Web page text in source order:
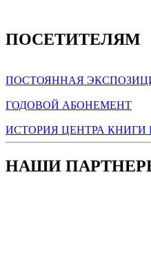
ПОСЕТИТЕЛЯМ
ПОСТОЯННАЯ
ГОДОВОЙ АБОНЕМЕНТ
ИСТОРИЯ ЦЕНТРА КНИГИ
НАШИ